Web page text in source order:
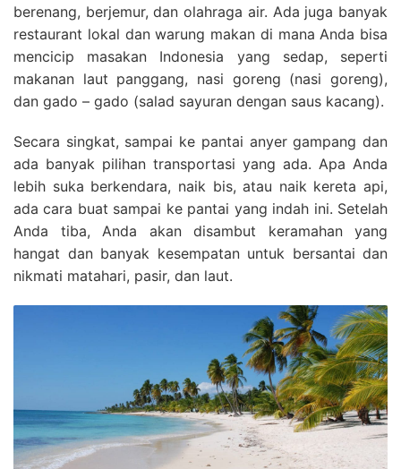
berenang, berjemur, dan olahraga air. Ada juga banyak
restaurant lokal dan warung makan di mana Anda bisa
mencicip masakan Indonesia yang sedap, seperti
makanan laut panggang, nasi goreng (nasi goreng),
dan gado – gado (salad sayuran dengan saus kacang).
Secara singkat, sampai ke pantai anyer gampang dan
ada banyak pilihan transportasi yang ada. Apa Anda
lebih suka berkendara, naik bis, atau naik kereta api,
ada cara buat sampai ke pantai yang indah ini. Setelah
Anda tiba, Anda akan disambut keramahan yang
hangat dan banyak kesempatan untuk bersantai dan
nikmati matahari, pasir, dan laut.